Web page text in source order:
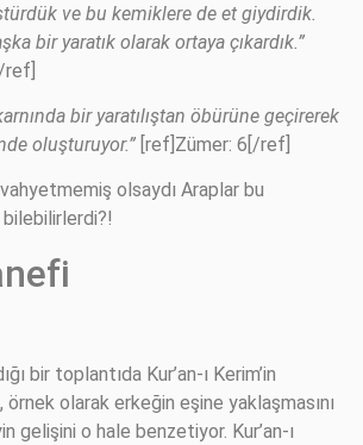
ve bu kemiklere de et giydirdik.
bir yaratık olarak ortaya çıkardık.”
ref]
bir yaratılıştan öbürüne geçirerek
oluşturuyor.” [ref]Zümer: 6[/ref]
vahyetmemiş olsaydı Araplar bu
bir toplantıda Kur’an-ı Kerim’in
örnek olarak erkeğin eşine yaklaşmasını
gelişini o hale benzetiyor. Kur’an-ı